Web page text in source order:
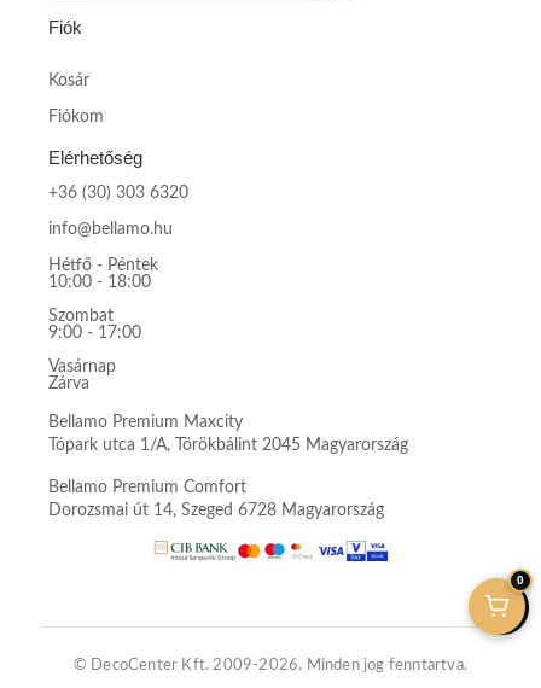
Fiók
Kosár
Fiókom
Elérhetőség
+36 (30) 303 6320
info@bellamo.hu
Hétfő - Péntek
10:00 - 18:00
Szombat
9:00 - 17:00
Vasárnap
Zárva
Bellamo Premium Maxcity
Tópark utca 1/A, Törökbálint 2045 Magyarország
Bellamo Premium Comfort
Dorozsmai út 14, Szeged 6728 Magyarország
© DecoCenter Kft. 2009-2026. Minden jog fenntartva.
0